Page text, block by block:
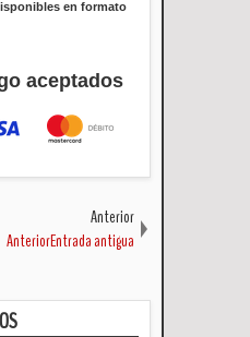
en formato
aceptados
Anterior
AnteriorEntrada antigua